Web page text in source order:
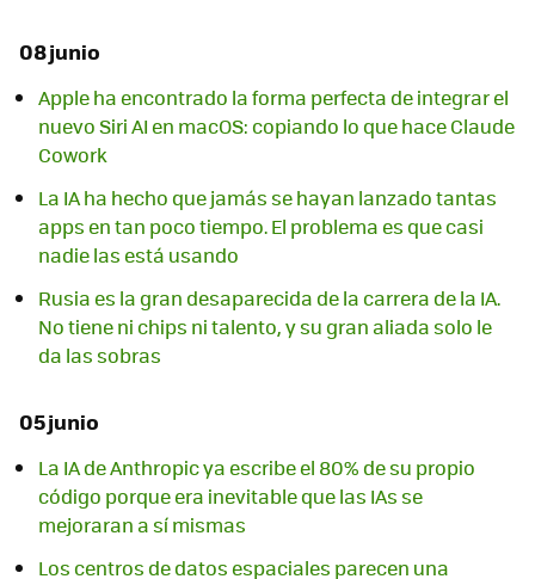
08 junio
Apple ha encontrado la forma perfecta de integrar el
nuevo Siri AI en macOS: copiando lo que hace Claude
Cowork
La IA ha hecho que jamás se hayan lanzado tantas
apps en tan poco tiempo. El problema es que casi
nadie las está usando
Rusia es la gran desaparecida de la carrera de la IA.
No tiene ni chips ni talento, y su gran aliada solo le
da las sobras
05 junio
La IA de Anthropic ya escribe el 80% de su propio
código porque era inevitable que las IAs se
mejoraran a sí mismas
Los centros de datos espaciales parecen una